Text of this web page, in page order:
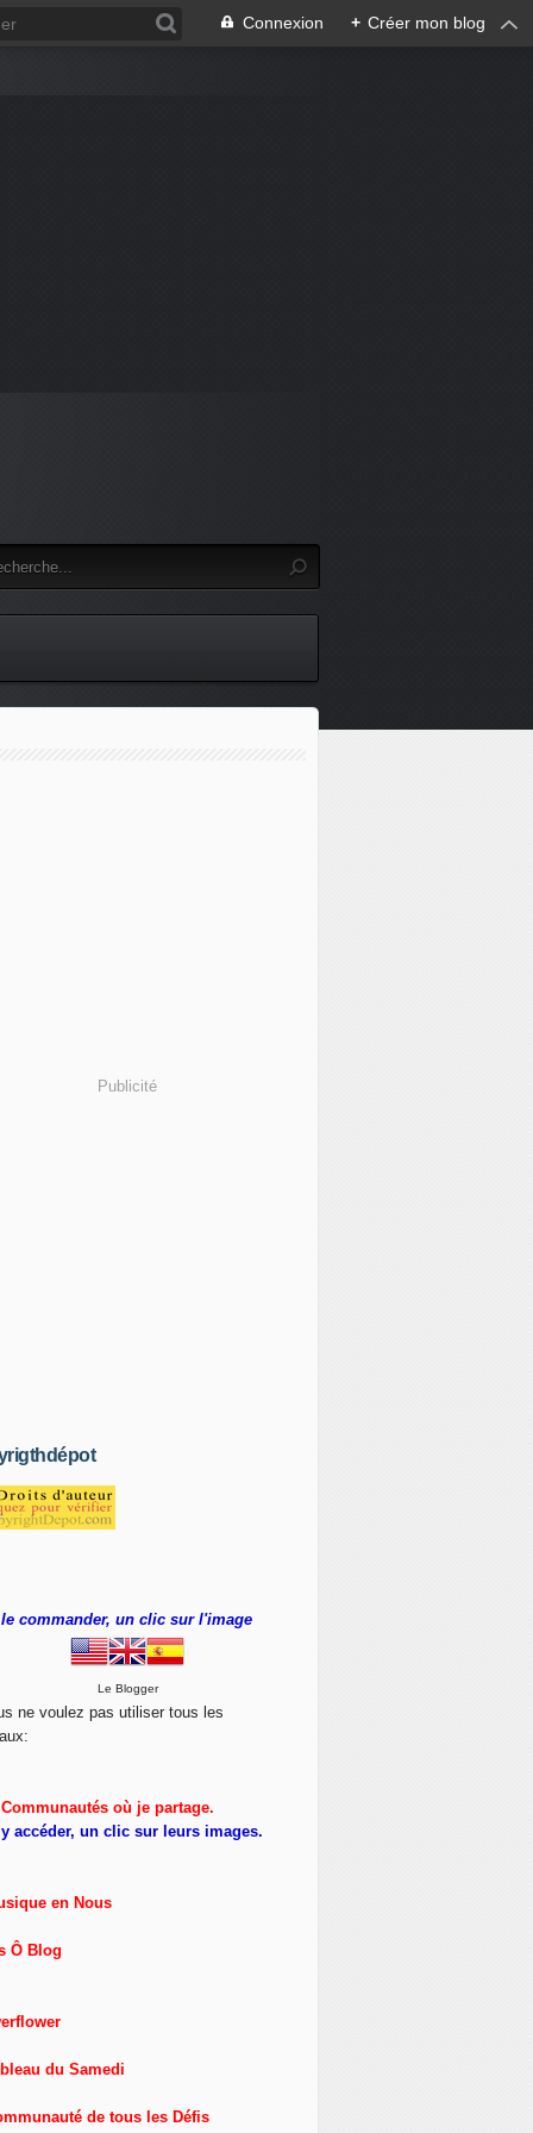
Connexion + Créer mon blog
Publicité
commander, un clic sur l'image
Le Blogger
ne voulez pas utiliser tous les
Communautés où je partage.
accéder, un clic sur leurs images.
en Nous
Ô Blog
du Samedi
de tous les Défis